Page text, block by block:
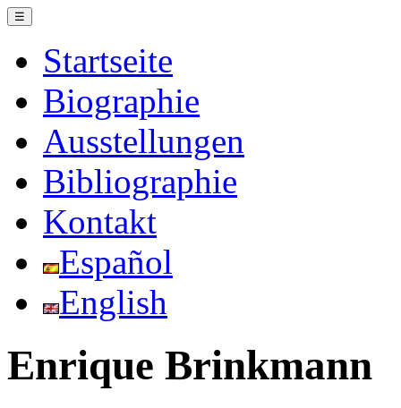
☰
Startseite
Biographie
Ausstellungen
Bibliographie
Kontakt
Español
English
Enrique Brinkmann